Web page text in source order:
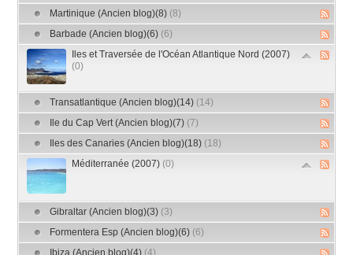
Martinique (Ancien blog)(8) (8)
Barbade (Ancien blog)(6) (6)
Iles et Traversée de l'Océan Atlantique Nord (2007)
(0)
Transatlantique (Ancien blog)(14) (14)
Ile du Cap Vert (Ancien blog)(7) (7)
Iles des Canaries (Ancien blog)(18) (18)
Méditerranée (2007) (0)
Gibraltar (Ancien blog)(3) (3)
Formentera Esp (Ancien blog)(6) (6)